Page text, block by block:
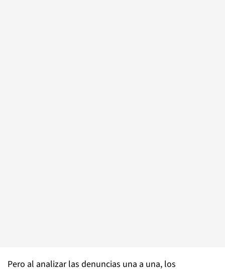
Pero al analizar las denuncias una a una, los